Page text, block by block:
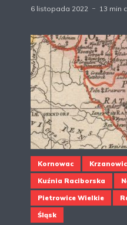
6 listopada 2022 13 min
Kornowac
Kuźnia Raciborska
Pietrowice Wielkie
Śląsk